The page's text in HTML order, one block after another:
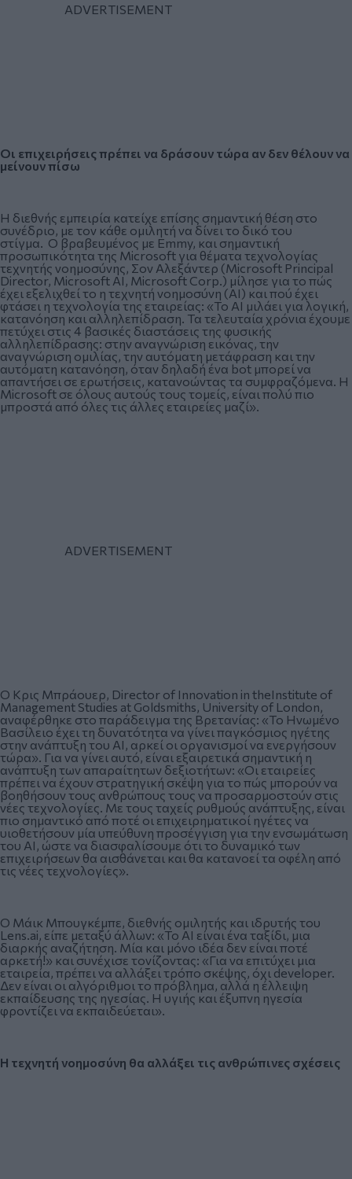
Οι επιχειρήσεις πρέπει να δράσουν τώρα αν δεν θέλουν να
μείνουν πίσω
H διεθνής εμπειρία κατείχε επίσης σημαντική θέση στο
συνέδριο, με τον κάθε ομιλητή να δίνει το δικό του
στίγμα. Ο βραβευμένος με Emmy, και σημαντική
προσωπικότητα της Microsoft για θέματα τεχνολογίας
τεχνητής νοημοσύνης, Σον Αλεξάντερ (Microsoft Principal
Director, Microsoft AI, Microsoft Corp.) μίλησε για το πώς
έχει εξελιχθεί το η τεχνητή νοημοσύνη (ΑΙ) και πού έχει
φτάσει η τεχνολογία της εταιρείας: «Το ΑΙ μιλάει για λογική,
κατανόηση και αλληλεπίδραση. Τα τελευταία χρόνια έχουμε
πετύχει στις 4 βασικές διαστάσεις της φυσικής
αλληλεπίδρασης: στην αναγνώριση εικόνας, την
αναγνώριση ομιλίας, την αυτόματη μετάφραση και την
αυτόματη κατανόηση, όταν δηλαδή ένα bot μπορεί να
απαντήσει σε ερωτήσεις, κατανοώντας τα συμφραζόμενα. Η
Microsoft σε όλους αυτούς τους τομείς, είναι πολύ πιο
μπροστά από όλες τις άλλες εταιρείες μαζί».
O Κρις Μπράουερ, Director of Innovation in theInstitute of
Management Studies at Goldsmiths, University of London,
αναφέρθηκε στο παράδειγμα της Βρετανίας: «Το Ηνωμένο
Βασίλειο έχει τη δυνατότητα να γίνει παγκόσμιος ηγέτης
στην ανάπτυξη του ΑΙ, αρκεί οι οργανισμοί να ενεργήσουν
τώρα». Για να γίνει αυτό, είναι εξαιρετικά σημαντική η
ανάπτυξη των απαραίτητων δεξιοτήτων: «Οι εταιρείες
πρέπει να έχουν στρατηγική σκέψη για το πώς μπορούν να
βοηθήσουν τους ανθρώπους τους να προσαρμοστούν στις
νέες τεχνολογίες. Με τους ταχείς ρυθμούς ανάπτυξης, είναι
πιο σημαντικό από ποτέ οι επιχειρηματικοί ηγέτες να
υιοθετήσουν μία υπεύθυνη προσέγγιση για την ενσωμάτωση
του ΑΙ, ώστε να διασφαλίσουμε ότι το δυναμικό των
επιχειρήσεων θα αισθάνεται και θα κατανοεί τα οφέλη από
τις νέες τεχνολογίες».
Ο Μάικ Μπουγκέμπε, διεθνής ομιλητής και ιδρυτής του
Lens.ai, είπε μεταξύ άλλων: «Το ΑΙ είναι ένα ταξίδι, μια
διαρκής αναζήτηση. Μία και μόνο ιδέα δεν είναι ποτέ
αρκετή!» και συνέχισε τονίζοντας: «Για να επιτύχει μια
εταιρεία, πρέπει να αλλάξει τρόπο σκέψης, όχι developer.
Δεν είναι οι αλγόριθμοι το πρόβλημα, αλλά η έλλειψη
εκπαίδευσης της ηγεσίας. Η υγιής και έξυπνη ηγεσία
φροντίζει να εκπαιδεύεται».
Η τεχνητή νοημοσύνη θα αλλάξει τις ανθρώπινες σχέσεις